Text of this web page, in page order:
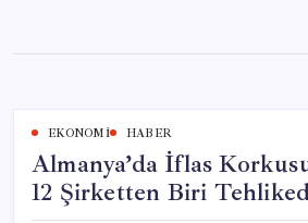
content
EKONOMI HABER
Almanya’da İflas
12 Şirketten Biri